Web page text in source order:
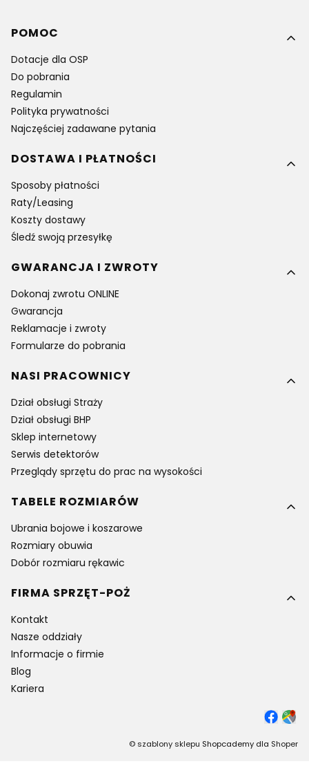
Linki w stopce
POMOC
Dotacje dla OSP
Do pobrania
Regulamin
Polityka prywatności
Najczęściej zadawane pytania
DOSTAWA I PŁATNOŚCI
Sposoby płatności
Raty/Leasing
Koszty dostawy
Śledź swoją przesyłkę
GWARANCJA I ZWROTY
Dokonaj zwrotu ONLINE
Gwarancja
Reklamacje i zwroty
Formularze do pobrania
NASI PRACOWNICY
Dział obsługi Straży
Dział obsługi BHP
Sklep internetowy
Serwis detektorów
Przeglądy sprzętu do prac na wysokości
TABELE ROZMIARÓW
Ubrania bojowe i koszarowe
Rozmiary obuwia
Dobór rozmiaru rękawic
FIRMA SPRZĘT-POŻ
Kontakt
Nasze oddziały
Informacje o firmie
Blog
Kariera
© szablony sklepu Shopcademy dla Shoper